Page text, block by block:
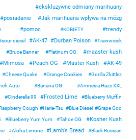
ekskluzywne odmiany marihuany
posiadanie
Jak marihuana wpływa na mózg
pomoc KOBIETY trendy
sour diesel AK-47 Durban Poison
Trainwreck
Bruce Banner Platinum OG maaster kush
Mimosa Peach OG Master Kush AK-49
Cheese Quake Orange Cookies Gorilla Zkittlez
Auto Banana OG
Amnesia Haze XXL
Cinderella 99 Frosted Lime
Blueberry Muffin
Cough Harle-Tsu Blue Diesel
Grape God
Blueberry Yum Yum Tahoe OG Kosher Kush
Aloha Limone Lamb’s Bread
Black Russian